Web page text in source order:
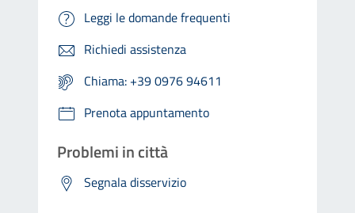
Leggi le domande frequenti
Richiedi assistenza
Chiama: +39 0976 94611
Prenota appuntamento
Problemi in città
Segnala disservizio